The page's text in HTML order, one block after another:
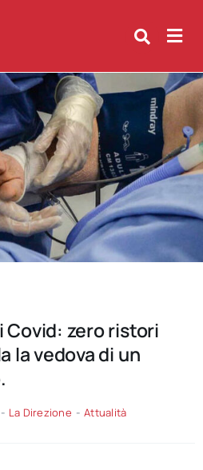
Covid: zero ristori
la vedova di un
- La Direzione - Attualità